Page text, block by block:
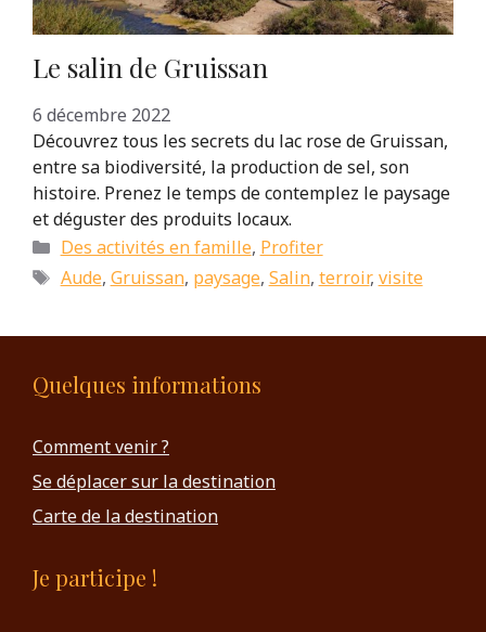
Le salin de Gruissan
6 décembre 2022
Découvrez tous les secrets du lac rose de Gruissan,
entre sa biodiversité, la production de sel, son
histoire. Prenez le temps de contemplez le paysage
et déguster des produits locaux.
Catégories
Des activités en famille, Profiter
Étiquettes
Aude, Gruissan, paysage, Salin, terroir, visite
Quelques informations
Comment venir ?
Se déplacer sur la destination
Carte de la destination
Je participe !